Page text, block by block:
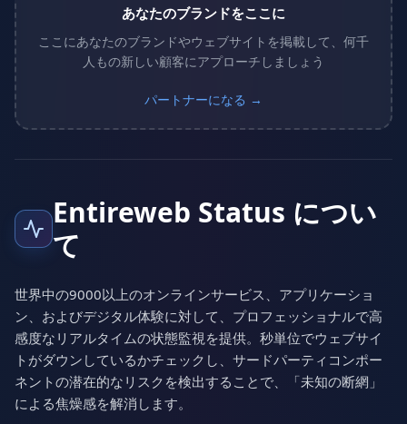
あなたのブランドをここに
ここにあなたのブランドやウェブサイトを掲載して、何千
人もの新しい顧客にアプローチしましょう
パートナーになる →
Entireweb Status につい
て
世界中の9000以上のオンラインサービス、アプリケーショ
ン、およびデジタル体験に対して、プロフェッショナルで高
感度なリアルタイムの状態監視を提供。秒単位でウェブサイ
トがダウンしているかチェックし、サードパーティコンポー
ネントの潜在的なリスクを検出することで、「未知の断網」
による焦燥感を解消します。